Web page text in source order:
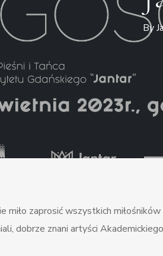
By
miło zaprosić wszystkich
dobrze znani artyści